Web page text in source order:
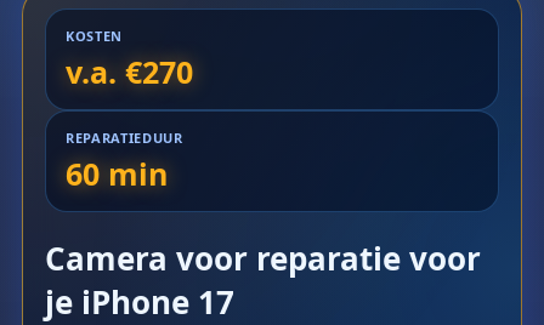
KOSTEN
v.a. €270
REPARATIEDUUR
60 min
Camera voor reparatie voor
je iPhone 17